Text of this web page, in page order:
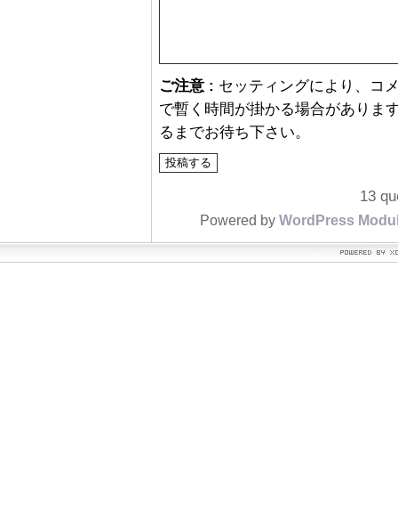
ご注意 : セッティングにより、コ
で暫く時間が掛かる場合がありま
るまでお待ち下さい。
13
Powered by WordPress